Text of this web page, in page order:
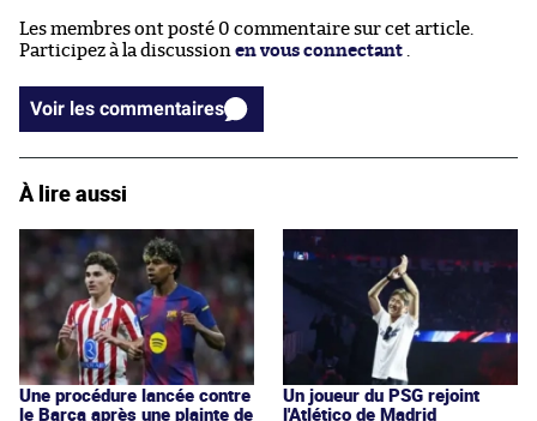
Les membres ont posté 0 commentaire sur cet article.
Participez à la discussion en vous connectant
Voir les commentaires
À lire aussi
Une procédure lancée contre
le Barça après une plainte de
Un joueur du PSG rejoint
l'Atlético de Madrid